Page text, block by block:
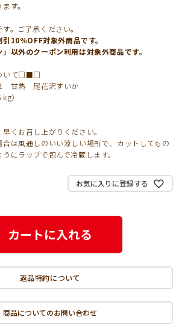
す。
。ご了承ください。
10％OFF対象外商品です。
以外のクーポン利用は対象外商品です。
いて□■□
甘熟 尾花沢すいか
）
早くお召し上がりください。
は風通しのいい涼しい場所で、カットしてもの
にラップで包んで冷蔵します。
お気に入りに登録する
カートに入れる
返品特約について
商品についてのお問い合わせ